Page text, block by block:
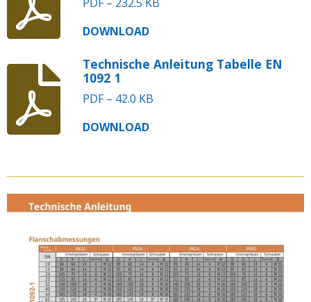
DOWNLOAD
Technische Anleitung Tabelle EN
1092 1
PDF – 42.0 KB
DOWNLOAD